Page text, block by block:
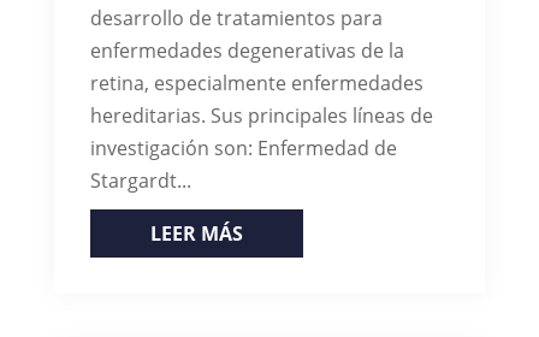
desarrollo de tratamientos para
enfermedades degenerativas de la
retina, especialmente enfermedades
hereditarias. Sus principales líneas de
investigación son: Enfermedad de
Stargardt...
LEER MÁS